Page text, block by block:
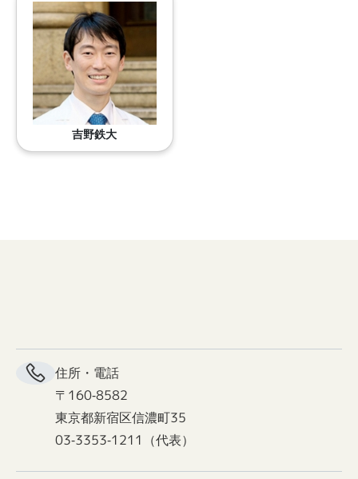
吉野鉄大
住所・電話
〒160-8582
東京都新宿区信濃町35
03-3353-1211（代表）